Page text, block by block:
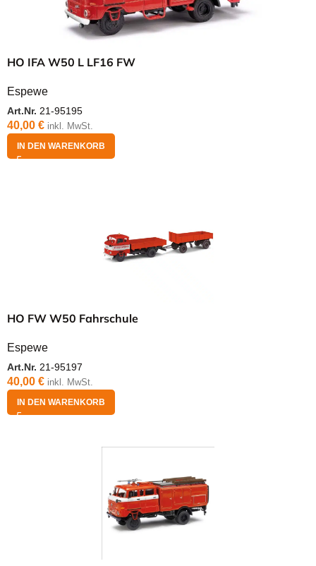
HO IFA W50 L LF16 FW
Espewe
Art.Nr. 21-95195
40,00 € inkl. MwSt.
IN DEN WARENKORB
HO FW W50 Fahrschule
Espewe
Art.Nr. 21-95197
40,00 € inkl. MwSt.
IN DEN WARENKORB